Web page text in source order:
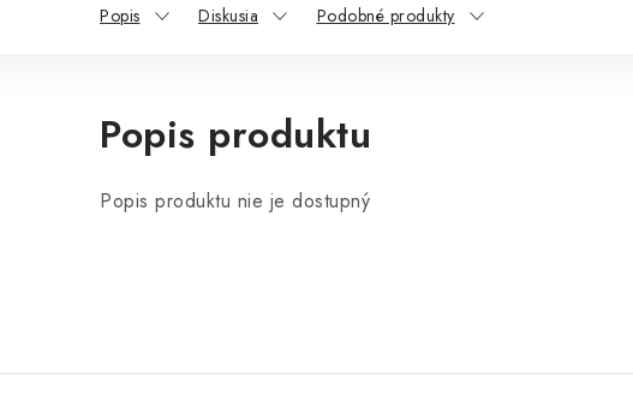
Popis Diskusia Podobné produkty
Popis produktu
Popis produktu nie je dostupný